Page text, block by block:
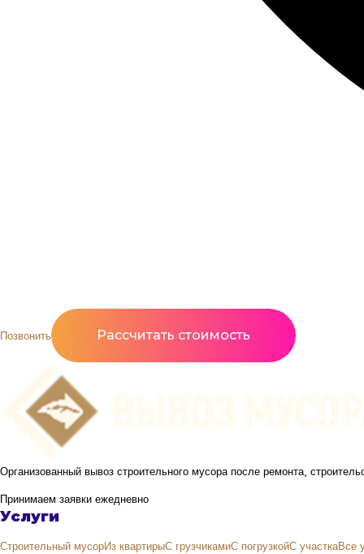
Позвонить Рассчитать стоимость
Организованный вывоз строительного мусора после ремонта,
Принимаем заявки ежедневно
Услуги
Строительный мусорИз квартирыС грузчикамиС погрузкойС участкаВсе